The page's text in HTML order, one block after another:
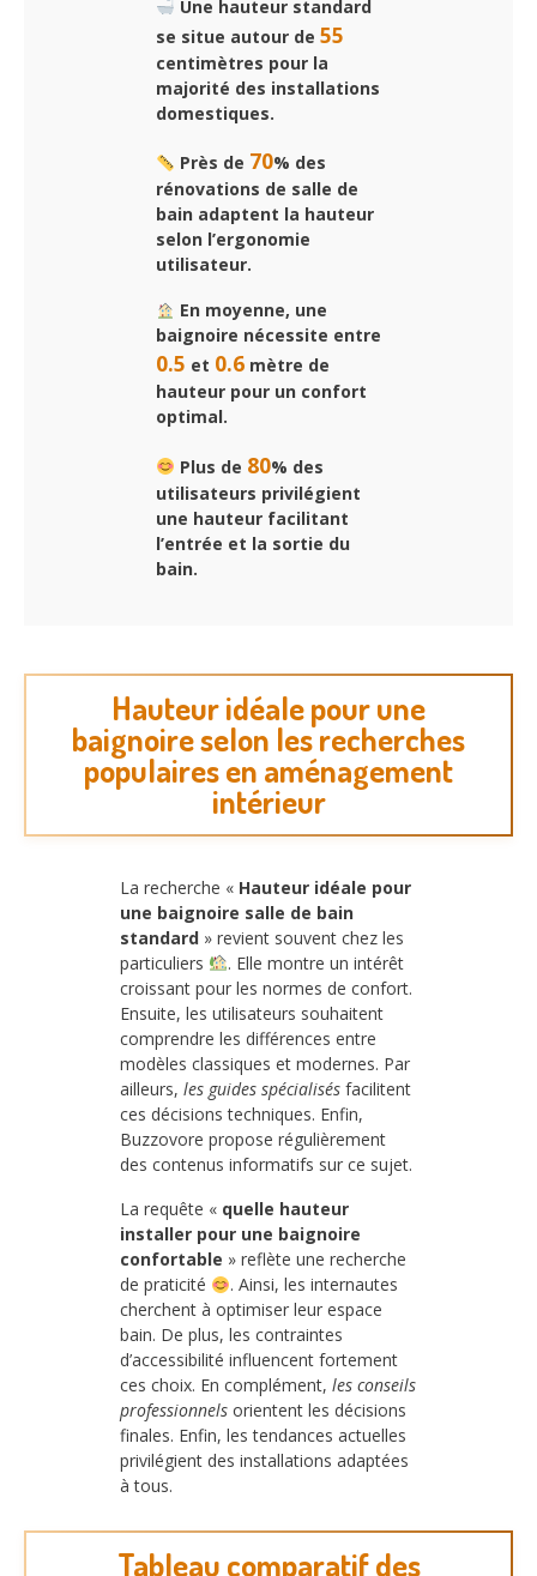
Une hauteur standard
se situe autour de 55
centimètres pour la
majorité des installations
domestiques.
Près de 70% des
rénovations de salle de
bain adaptent la hauteur
selon l’ergonomie
utilisateur.
En moyenne, une
baignoire nécessite entre
0.5 et 0.6 mètre de
hauteur pour un confort
optimal.
Plus de 80% des
utilisateurs privilégient
une hauteur facilitant
l’entrée et la sortie du
bain.
Hauteur idéale pour une
baignoire selon les recherches
populaires en aménagement
intérieur
La recherche « Hauteur idéale pour
une baignoire salle de bain
standard » revient souvent chez les
particuliers
. Elle montre un intérêt
croissant pour les normes de confort.
Ensuite, les utilisateurs souhaitent
comprendre les différences entre
modèles classiques et modernes. Par
ailleurs, les guides spécialisés facilitent
ces décisions techniques. Enfin,
Buzzovore propose régulièrement
des contenus informatifs sur ce sujet.
La requête « quelle hauteur
installer pour une baignoire
confortable » reflète une recherche
de praticité
. Ainsi, les internautes
cherchent à optimiser leur espace
bain. De plus, les contraintes
d’accessibilité influencent fortement
ces choix. En complément, les conseils
professionnels orientent les décisions
finales. Enfin, les tendances actuelles
privilégient des installations adaptées
à tous.
Tableau comparatif des